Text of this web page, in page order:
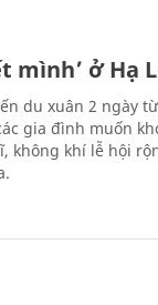
mình’ ở Hạ
du xuân 2 ngày
gia đình muốn
không khí lễ hội